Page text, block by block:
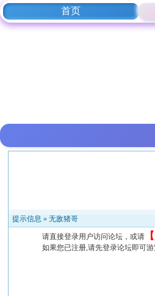
首页
提示信息 »无敌猪哥
请直接登录用户访问论坛，或请 【
如果您已注册,请先登录论坛即可